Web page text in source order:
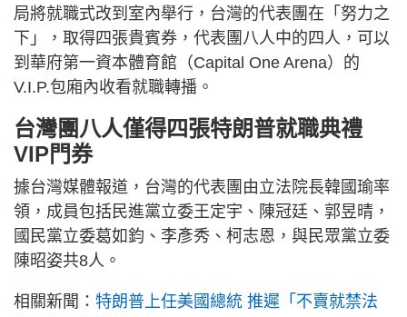
局將就職式改到室內舉行，台灣的代表團在「努力之
下」，取得四張貴賓券，代表團八人中的四人，可以
到華府第一資本體育館（Capital One Arena）的
V.I.P.包廂內收看就職轉播。
台灣團八人僅得四張特朗普就職典禮
VIP門券
據台灣媒體報道，台灣的代表團由立法院長韓國瑜率
領，成員包括民進黨立委王定宇、陳冠廷、郭昱晴，
國民黨立委葛如鈞、李彥秀、柯志恩，與民眾黨立委
陳昭姿共8人。
相關新聞： 特朗普上任美國總統 推遲「不賣就禁法